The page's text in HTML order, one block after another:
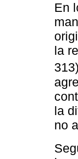
En
la
la
no